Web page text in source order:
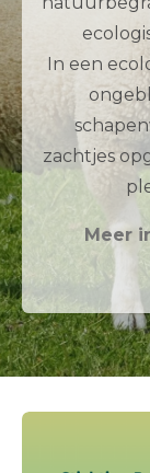
In een
zachtjes
Meer